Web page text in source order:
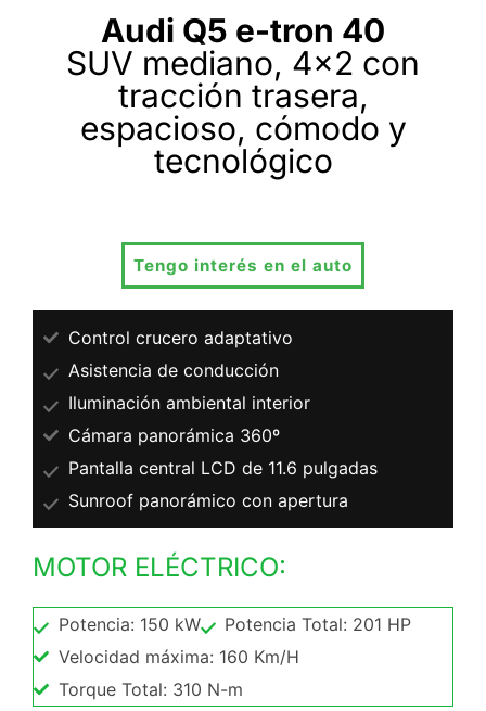
Audi Q5 e-tron 40
SUV mediano, 4x2 con
tracción trasera,
espacioso, cómodo y
tecnológico
Tengo interés en el auto
Control crucero adaptativo
Asistencia de conducción
Iluminación ambiental interior
Cámara panorámica 360º
Pantalla central LCD de 11.6 pulgadas
Sunroof panorámico con apertura
MOTOR ELÉCTRICO:
Potencia: 150 kW
Potencia Total: 201 HP
Velocidad máxima: 160 Km/H
Torque Total: 310 N-m